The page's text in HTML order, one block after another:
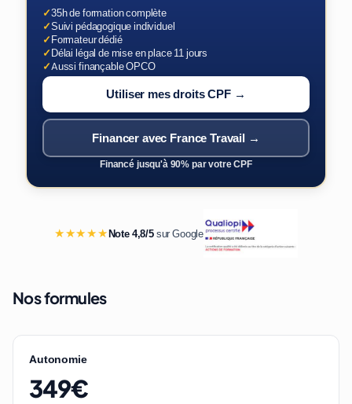
✓35h de formation complète
✓Suivi pédagogique individuel
✓Formateur dédié
✓Délai légal de mise en place 11 jours
✓Aussi finançable OPCO
Utiliser mes droits CPF →
Financer avec France Travail →
Financé jusqu'à 90% par votre CPF
★★★★★Note 4,8/5sur Google
Nos formules
Autonomie
349€